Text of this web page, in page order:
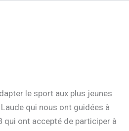
le sport aux plus jeunes
qui nous ont guidées à
qui ont accepté de participer à